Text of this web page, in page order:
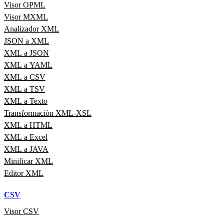
Visor OPML
Visor MXML
Analizador XML
JSON a XML
XML a JSON
XML a YAML
XML a CSV
XML a TSV
XML a Texto
Transformación XML-XSL
XML a HTML
XML a Excel
XML a JAVA
Minificar XML
Editor XML
CSV
Visor CSV